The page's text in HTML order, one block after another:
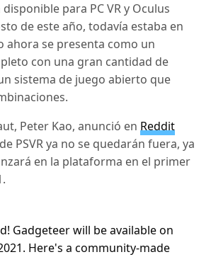
para PC VR y Oculus
de este año, todavía estaba en
ahora se presenta como un
con una gran cantidad de
sistema de juego abierto que
Peter Kao, anunció en Reddit
PSVR ya no se quedarán fuera, ya
en la plataforma en el primer
Gadgeteer will be available on
Here's a community-made